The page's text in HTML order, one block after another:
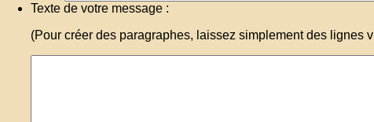
Texte de votre message :
(Pour créer des paragraphes, laissez simplement des lignes